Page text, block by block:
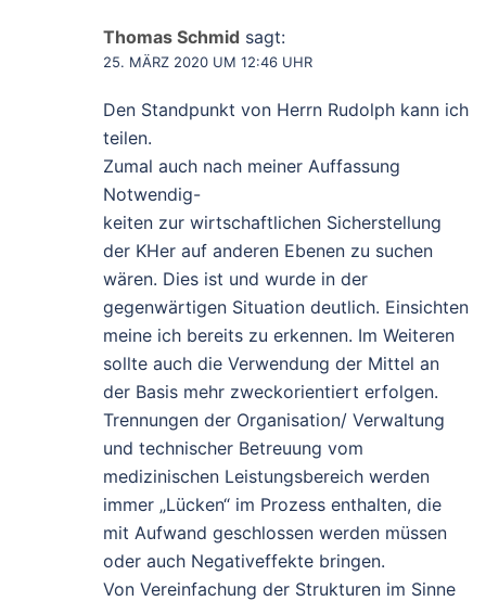
Thomas Schmid sagt:
25. MÄRZ 2020 UM 12:46 UHR
Den Standpunkt von Herrn Rudolph kann ich
teilen.
Zumal auch nach meiner Auffassung
Notwendig-
keiten zur wirtschaftlichen Sicherstellung
der KHer auf anderen Ebenen zu suchen
wären. Dies ist und wurde in der
gegenwärtigen Situation deutlich. Einsichten
meine ich bereits zu erkennen. Im Weiteren
sollte auch die Verwendung der Mittel an
der Basis mehr zweckorientiert erfolgen.
Trennungen der Organisation/ Verwaltung
und technischer Betreuung vom
medizinischen Leistungsbereich werden
immer „Lücken“ im Prozess enthalten, die
mit Aufwand geschlossen werden müssen
oder auch Negativeffekte bringen.
Von Vereinfachung der Strukturen im Sinne